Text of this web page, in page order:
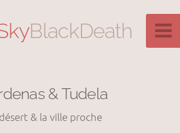
BlackDeath
& Tudela
& la ville proche